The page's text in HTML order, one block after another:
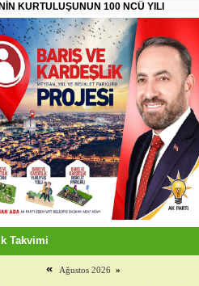
KURTULUŞUNUN 100 NCÜ YILI
Takvimi
« Ağustos 2026 »